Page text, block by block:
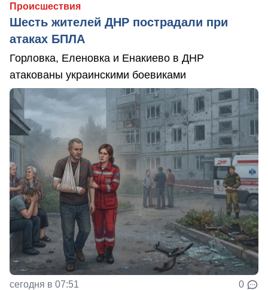
Происшествия
Шесть жителей ДНР пострадали при
атаках БПЛА
Горловка, Еленовка и Енакиево в ДНР
атакованы украинскими боевиками
сегодня в 07:51 0